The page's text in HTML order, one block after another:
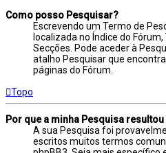
Como posso Pesquisar?
Escrevendo um Termo de
localizada no Índice do
Secções. Pode aceder à
atalho Pesquisar que
páginas do Fórum.
Topo
Por que a minha Pesquisa
A sua Pesquisa foi
escritos muitos termos